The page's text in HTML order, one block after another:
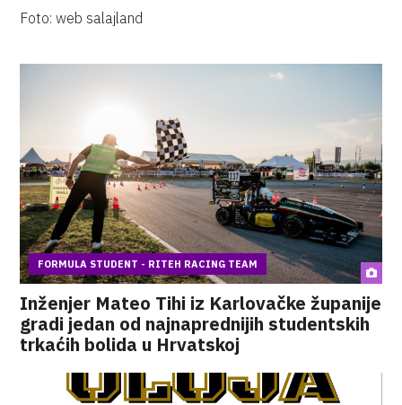
Foto: web salajland
FORMULA STUDENT - RITEH RACING TEAM
Inženjer Mateo Tihi iz Karlovačke županije
gradi jedan od najnaprednijih studentskih
trkaćih bolida u Hrvatskoj